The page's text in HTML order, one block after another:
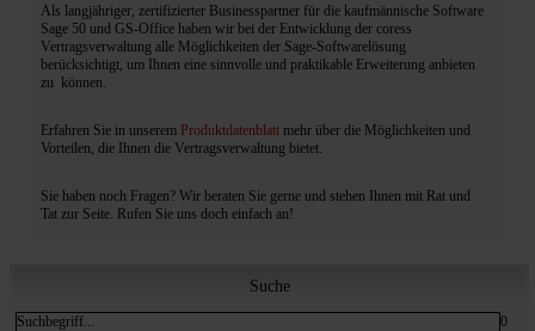
Als langjähriger, zertifizierter Businesspartner für die kaufmännische Software
Sage 50 und GS-Office haben wir bei der Entwicklung der coress
Vertragsverwaltung alle Möglichkeiten der Sage-Softwarelösung
berücksichtigt, um Ihnen eine sinnvolle und praktikable Erweiterung anbieten
zu können.
Erfahren Sie in unserem Produktdatenblatt mehr über die Möglichkeiten und
Vorteilen, die Ihnen die Vertragsverwaltung bietet.
Sie haben noch Fragen? Wir beraten Sie gerne und stehen Ihnen mit Rat und
Tat zur Seite. Rufen Sie uns doch einfach an!
Suche
0